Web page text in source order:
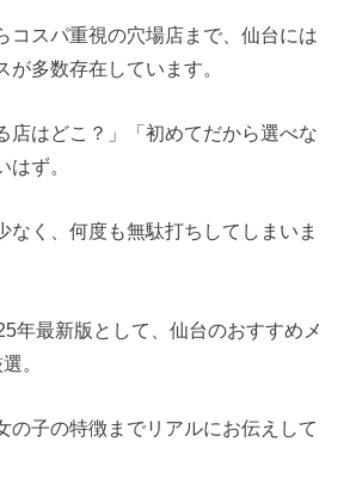
コスパ重視の穴場店まで、仙台には
が多数存在しています。
店はどこ？」「初めてだから選べな
はず。
なく、何度も無駄打ちしてしまいま
年最新版として、仙台のおすすめメ
。
の子の特徴までリアルにお伝えして